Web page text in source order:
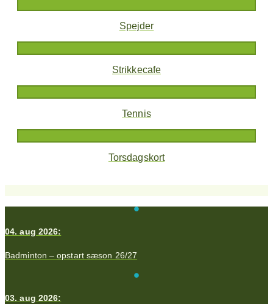
Spejder
Strikkecafe
Tennis
Torsdagskort
04. aug 2026:
Badminton – opstart sæson 26/27
03. aug 2026: